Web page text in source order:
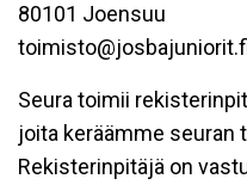
80101 Joensuu
Seura toimii
joita keräämme seuran
Rekisterinpitäjä on